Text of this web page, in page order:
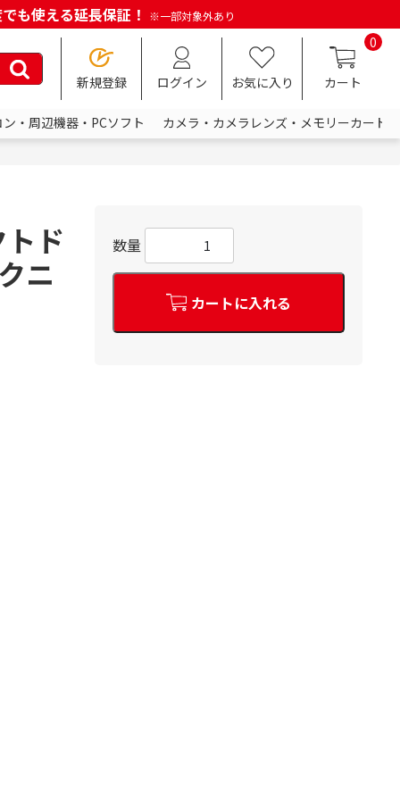
も使える延長保証！ ※一部対象外あり
新規登録 ログイン お気に入り
0
カート
・周辺機器・PCソフト カメラ・カメラレンズ・メモリーカード
ド
ニ
数量
カートに入れる